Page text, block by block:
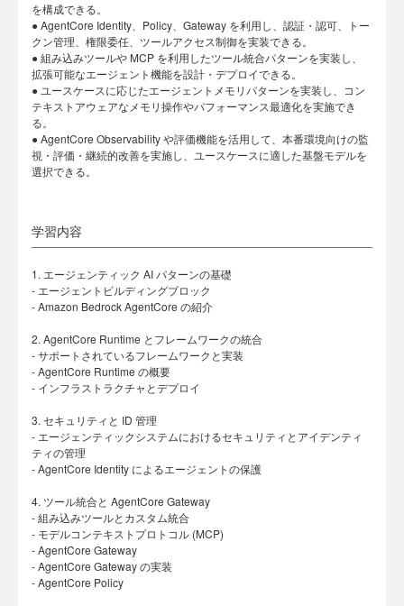
を構成できる。
● AgentCore Identity、Policy、Gateway を利用し、認証・認可、トー
クン管理、権限委任、ツールアクセス制御を実装できる。
● 組み込みツールや MCP を利用したツール統合パターンを実装し、
拡張可能なエージェント機能を設計・デプロイできる。
● ユースケースに応じたエージェントメモリパターンを実装し、コン
テキストアウェアなメモリ操作やパフォーマンス最適化を実施でき
る。
● AgentCore Observability や評価機能を活用して、本番環境向けの監
視・評価・継続的改善を実施し、ユースケースに適した基盤モデルを
選択できる。
学習内容
1. エージェンティック AI パターンの基礎
- エージェントビルディングブロック
- Amazon Bedrock AgentCore の紹介
2. AgentCore Runtime とフレームワークの統合
- サポートされているフレームワークと実装
- AgentCore Runtime の概要
- インフラストラクチャとデプロイ
3. セキュリティと ID 管理
- エージェンティックシステムにおけるセキュリティとアイデンティ
ティの管理
- AgentCore Identity によるエージェントの保護
4. ツール統合と AgentCore Gateway
- 組み込みツールとカスタム統合
- モデルコンテキストプロトコル (MCP)
- AgentCore Gateway
- AgentCore Gateway の実装
- AgentCore Policy